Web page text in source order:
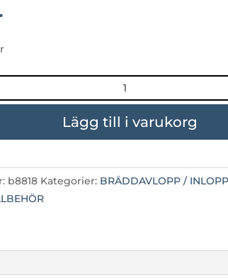
Lägg till i varukorg
b8818 Kategorier: BRÄDDAVLOPP / INLOPP